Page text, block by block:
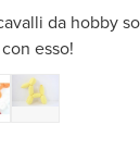
da hobby
esso!